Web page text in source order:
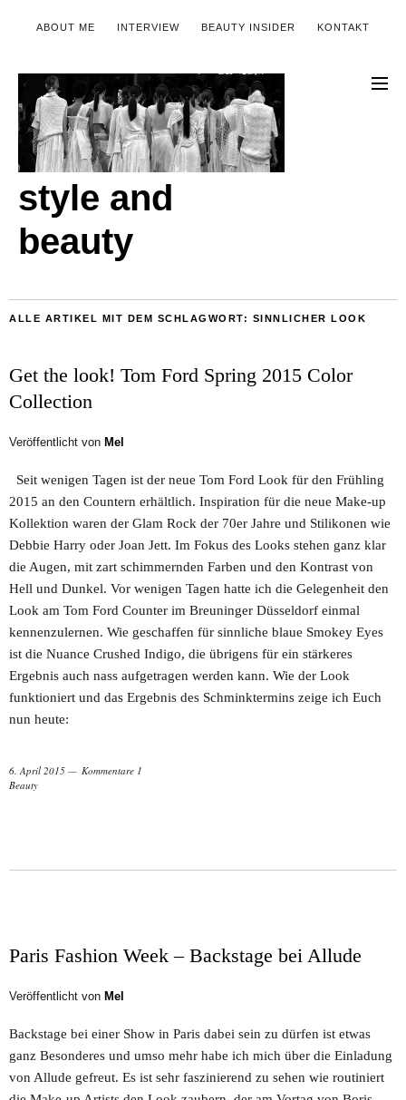
ABOUT ME INTERVIEW BEAUTY INSIDER KONTAKT
style and
beauty
ALLE ARTIKEL MIT DEM SCHLAGWORT: SINNLICHER LOOK
Get the look! Tom Ford Spring 2015 Color
Collection
Veröffentlicht von Mel
Seit wenigen Tagen ist der neue Tom Ford Look für den Frühling
2015 an den Countern erhältlich. Inspiration für die neue Make-up
Kollektion waren der Glam Rock der 70er Jahre und Stilikonen wie
Debbie Harry oder Joan Jett. Im Fokus des Looks stehen ganz klar
die Augen, mit zart schimmernden Farben und den Kontrast von
Hell und Dunkel. Vor wenigen Tagen hatte ich die Gelegenheit den
Look am Tom Ford Counter im Breuninger Düsseldorf einmal
kennenzulernen. Wie geschaffen für sinnliche blaue Smokey Eyes
ist die Nuance Crushed Indigo, die übrigens für ein stärkeres
Ergebnis auch nass aufgetragen werden kann. Wie der Look
funktioniert und das Ergebnis des Schminktermins zeige ich Euch
nun heute:
6. April 2015
Kommentare 1
Beauty
Paris Fashion Week – Backstage bei Allude
Veröffentlicht von Mel
Backstage bei einer Show in Paris dabei sein zu dürfen ist etwas
ganz Besonderes und umso mehr habe ich mich über die Einladung
von Allude gefreut. Es ist sehr faszinierend zu sehen wie routiniert